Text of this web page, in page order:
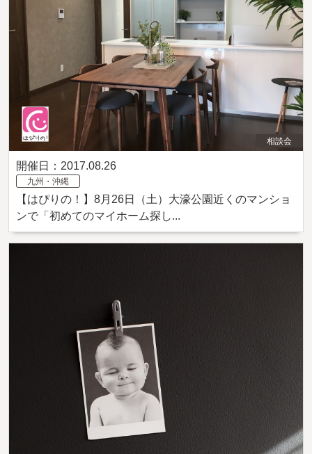
相談会
開催日：2017.08.26
九州・沖縄
【はぴりの！】8月26日（土）大濠公園近くのマンショ
ンで「初めてのマイホーム探し...